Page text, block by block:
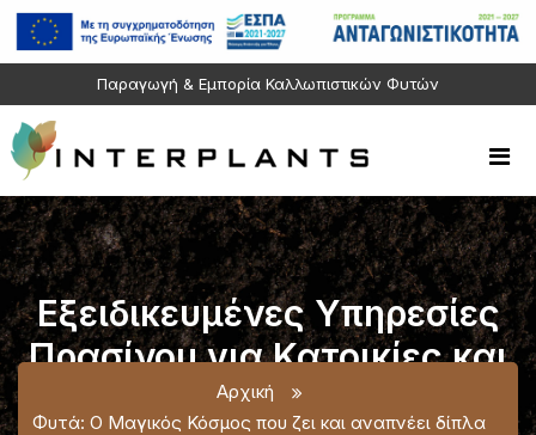
Παραγωγή & Εμπορία Καλλωπιστικών Φυτών
Εξειδικευμένες Υπηρεσίες
Πρασίνου για Κατοικίες και
Επαγγελματικούς Χώρους
Αρχική
Φυτά: Ο Μαγικός Κόσμος που ζει και αναπνέει δίπλα